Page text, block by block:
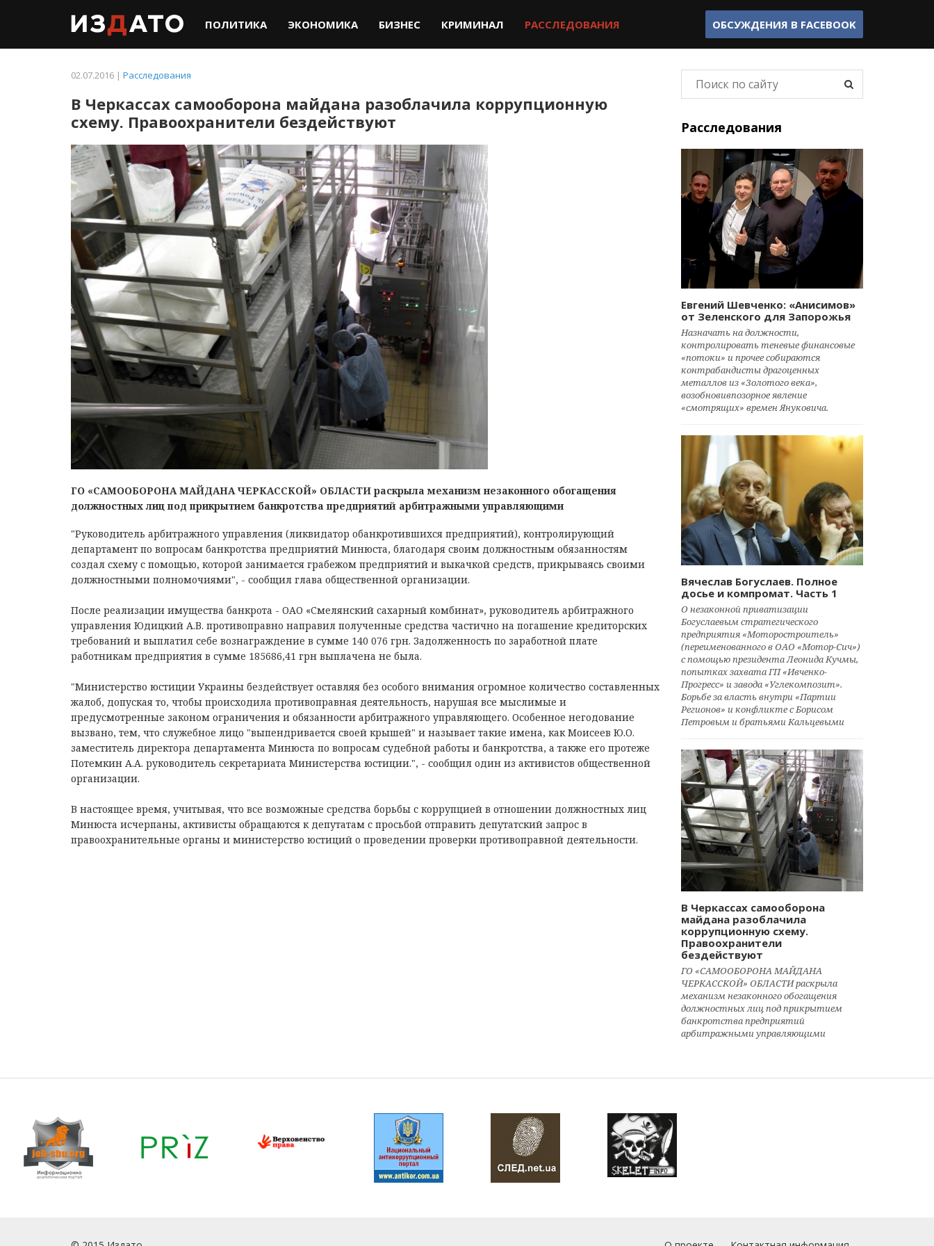
ПОЛИТИКА ЭКОНОМИКА БИЗНЕС КРИМИНАЛ РАССЛЕДОВАНИЯ ОБСУЖДЕНИЯ В FACEBOOK
02.07.2016 | Расследования
В Черкассах самооборона майдана разоблачила коррупционную
схему. Правоохранители бездействуют
ГО «САМООБОРОНА МАЙДАНА ЧЕРКАССКОЙ» ОБЛАСТИ раскрыла механизм незаконного обогащения
должностных лиц под прикрытием банкротства предприятий арбитражными управляющими
"Руководитель арбитражного управления (ликвидатор обанкротившихся предприятий), контролирующий
департамент по вопросам банкротства предприятий Минюста, благодаря своим должностным обязанностям
создал схему с помощью, которой занимается грабежом предприятий и выкачкой средств, прикрываясь своими
должностными полномочиями", - сообщил глава общественной организации.
После реализации имущества банкрота - ОАО «Смелянский сахарный комбинат», руководитель арбитражного
управления Юдицкий А.В. противоправно направил полученные средства частично на погашение кредиторских
требований и выплатил себе вознаграждение в сумме 140 076 грн. Задолженность по заработной плате
работникам предприятия в сумме 185686,41 грн выплачена не была.
"Министерство юстиции Украины бездействует оставляя без особого внимания огромное количество составленных
жалоб, допуская то, чтобы происходила противоправная деятельность, нарушая все мыслимые и
предусмотренные законом ограничения и обязанности арбитражного управляющего. Особенное негодование
вызвано, тем, что служебное лицо "выпендривается своей крышей" и называет такие имена, как Моисеев Ю.О.
заместитель директора департамента Минюста по вопросам судебной работы и банкротства, а также его протеже
Потемкин А.А. руководитель секретариата Министерства юстиции.", - сообщил один из активистов общественной
организации.
В настоящее время, учитывая, что все возможные средства борьбы с коррупцией в отношении должностных лиц
Минюста исчерпаны, активисты обращаются к депутатам с просьбой отправить депутатский запрос в
правоохранительные органы и министерство юстиций о проведении проверки противоправной деятельности.
Расследования
Евгений Шевченко: «Анисимов»
от Зеленского для Запорожья
Назначать на должности,
контролировать теневые финансовые
«потоки» и прочее собираются
контрабандисты драгоценных
металлов из «Золотого века»,
возобновивпозорное явление
«смотрящих» времен Януковича.
Вячеслав Богуслаев. Полное
досье и компромат. Часть 1
О незаконной приватизации
Богуслаевым стратегического
предприятия «Моторостроитель»
(переименованного в ОАО «Мотор-Сич»)
с помощью президента Леонида Кучмы,
попытках захвата ГП «Ивченко-
Прогресс» и завода «Углекомпозит».
Борьбе за власть внутри «Партии
Регионов» и конфликте с Борисом
Петровым и братьями Кальцевыми
В Черкассах самооборона
майдана разоблачила
коррупционную схему.
Правоохранители
бездействуют
ГО «САМООБОРОНА МАЙДАНА
ЧЕРКАССКОЙ» ОБЛАСТИ раскрыла
механизм незаконного обогащения
должностных лиц под прикрытием
банкротства предприятий
арбитражными управляющими